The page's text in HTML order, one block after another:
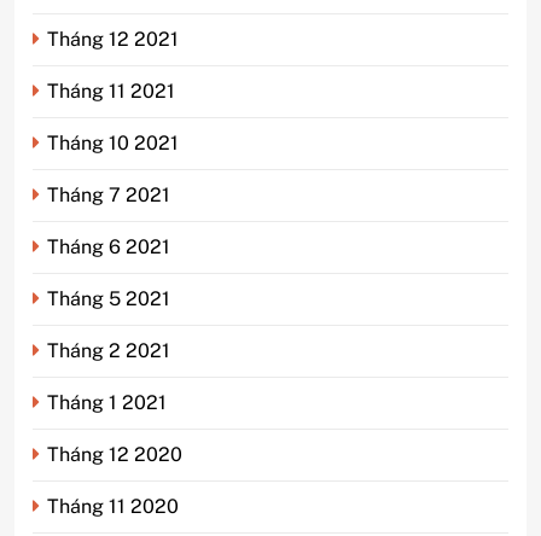
Tháng 12 2021
Tháng 11 2021
Tháng 10 2021
Tháng 7 2021
Tháng 6 2021
Tháng 5 2021
Tháng 2 2021
Tháng 1 2021
Tháng 12 2020
Tháng 11 2020